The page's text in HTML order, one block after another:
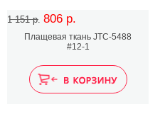
1 151 р. 806 р.
Плащевая ткань JTC-5488
#12-1